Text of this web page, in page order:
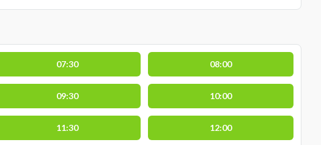
07:30 08:00
09:30 10:00
11:30 12:00